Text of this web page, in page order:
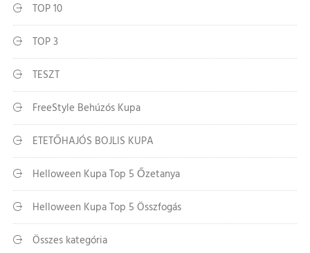
TOP 10
TOP 3
TESZT
FreeStyle Behúzós Kupa
ETETŐHAJÓS BOJLIS KUPA
Helloween Kupa Top 5 Őzetanya
Helloween Kupa Top 5 Összfogás
Összes kategória